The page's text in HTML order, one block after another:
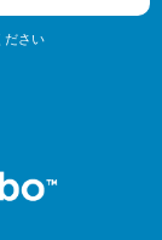
ださい